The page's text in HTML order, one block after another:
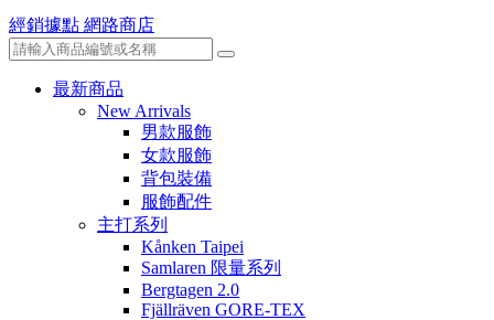
經銷據點 網路商店
最新商品
New Arrivals
男款服飾
女款服飾
背包裝備
服飾配件
主打系列
Kånken Taipei
Samlaren 限量系列
Bergtagen 2.0
Fjällräven GORE-TEX